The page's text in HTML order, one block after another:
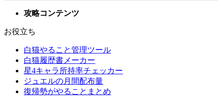
攻略コンテンツ
お役立ち
白猫やること管理ツール
白猫履歴書メーカー
星4キャラ所持率チェッカー
ジュエルの月間配布量
復帰勢がやることまとめ